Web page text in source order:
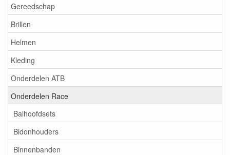
Gereedschap
Brillen
Helmen
Kleding
Onderdelen ATB
Onderdelen Race
Balhoofdsets
Bidonhouders
Binnenbanden